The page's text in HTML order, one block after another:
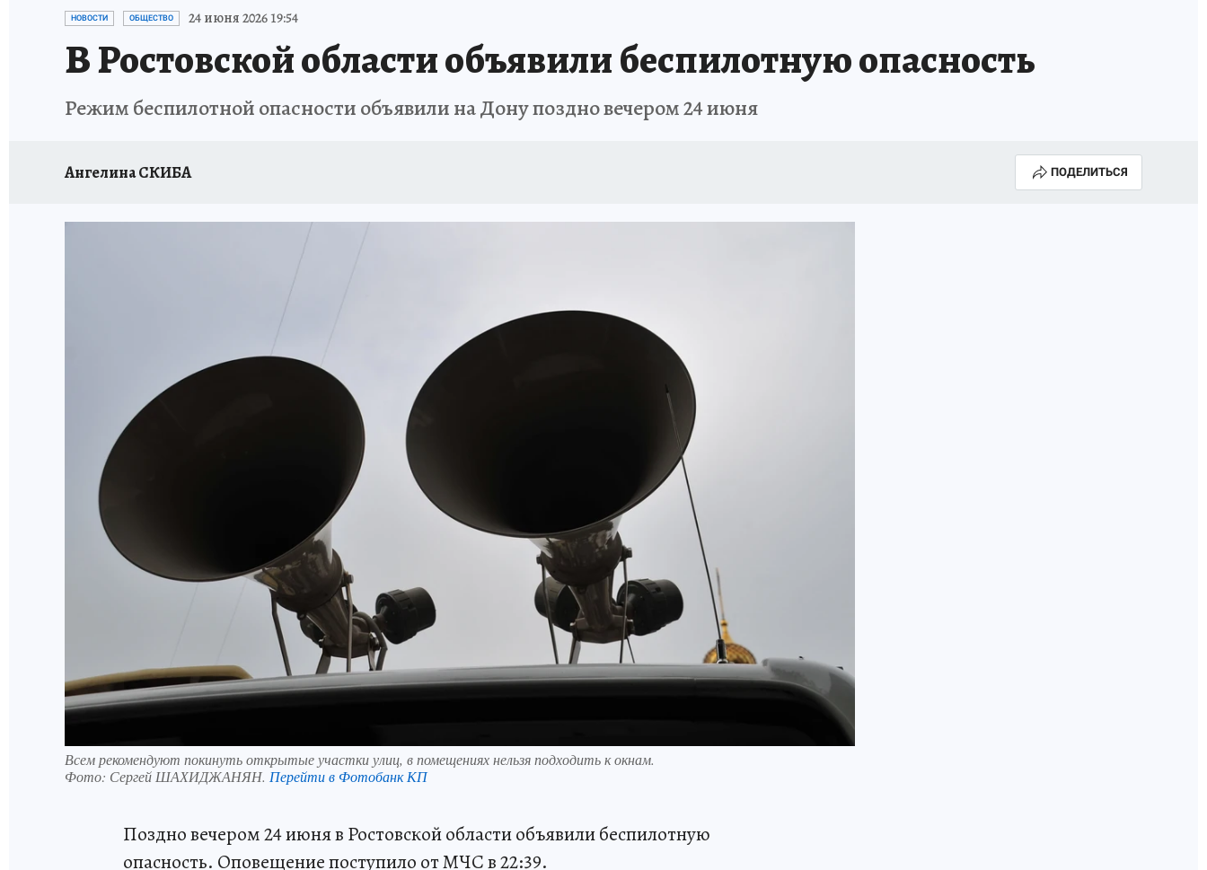
ЗАПОВЕДНАЯ РОССИЯ
НОВОСТИ ОБЩЕСТВО 24 июня 2026 19:54
В Ростовской области объявили беспилотную опасность
Режим беспилотной опасности объявили на Дону поздно вечером 24 июня
Ангелина СКИБА ПОДЕЛИТЬСЯ
Всем рекомендуют покинуть открытые участки улиц, в помещениях нельзя подходить к окнам.
Фото: Сергей ШАХИДЖАНЯН. Перейти в Фотобанк КП
Поздно вечером 24 июня в Ростовской области объявили беспилотную
опасность. Оповещение поступило от МЧС в 22:39.